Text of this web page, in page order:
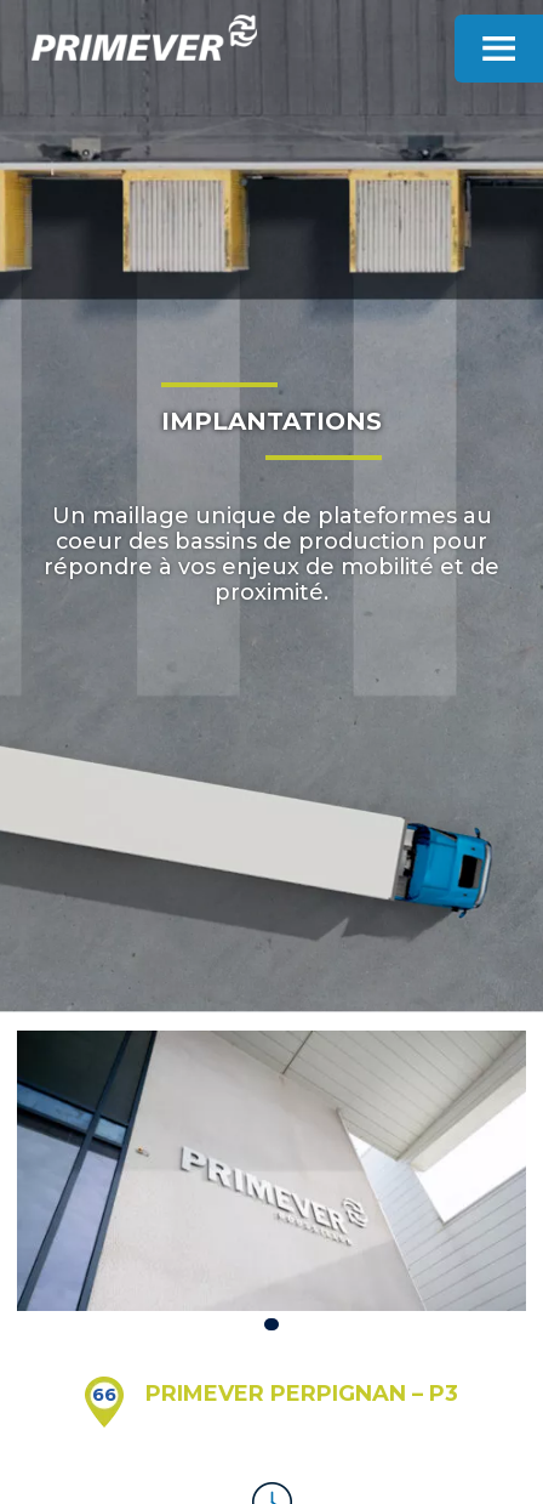
IMPLANTATIONS
Un maillage unique de plateformes au
coeur des bassins de production pour
répondre à vos enjeux de mobilité et de
proximité.
66 PRIMEVER PERPIGNAN – P3
Panneau de gestion des cookies